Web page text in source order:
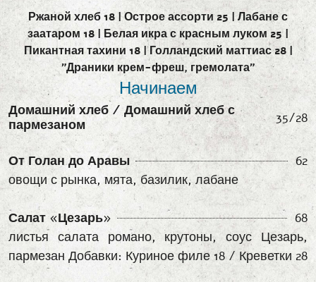
Ржаной хлеб 18 | Острое ассорти 25 | Лабане с
заатаром 18 | Белая икра с красным луком 25 |
Пикантная тахини 18 | Голландский маттиас 28 |
"Драники крем-фреш, гремолата"
Начинаем
Домашний хлеб / Домашний хлеб с
пармезаном
35/28
От Голан до Аравы
62
овощи с рынка, мята, базилик, лабане
Салат «Цезарь»
68
листья салата романо, крутоны, соус Цезарь,
пармезан Добавки: Куриное филе 18 / Креветки 28